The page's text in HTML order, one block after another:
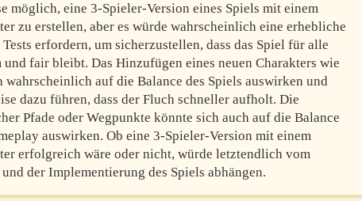
möglich, eine 3-Spieler-Version eines Spiels mit einem
zu erstellen, aber es würde wahrscheinlich eine erhebliche
erfordern, um sicherzustellen, dass das Spiel für alle
und fair bleibt. Das Hinzufügen eines neuen Charakters wie
wahrscheinlich auf die Balance des Spiels auswirken und
dazu führen, dass der Fluch schneller aufholt. Die
Pfade oder Wegpunkte könnte sich auch auf die Balance
auswirken. Ob eine 3-Spieler-Version mit einem
erfolgreich wäre oder nicht, würde letztendlich vom
der Implementierung des Spiels abhängen.